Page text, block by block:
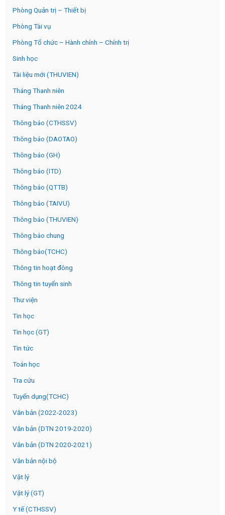
Phòng Quản trị – Thiết bị
Phòng Tài vụ
Phòng Tổ chức – Hành chính – Chính trị
Sinh học
Tài liệu mới (THUVIEN)
Tháng Thanh niên
Tháng Thanh niên 2024
Thông báo (CTHSSV)
Thông báo (DAOTAO)
Thông báo (GH)
Thông báo (ITD)
Thông báo (QTTB)
Thông báo (TAIVU)
Thông báo (THUVIEN)
Thông báo chung
Thông báo(TCHC)
Thông tin hoạt đông
Thông tin tuyển sinh
Thư viện
Tin học
Tin học (GT)
Tin tức
Toán học
Tra cứu
Tuyển dụng(TCHC)
Văn bản (2022-2023)
Văn bản (DTN 2019-2020)
Văn bản (DTN 2020-2021)
Văn bản nội bộ
Vật lý
Vật lý (GT)
Y tế (CTHSSV)